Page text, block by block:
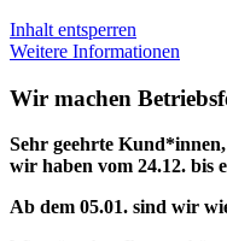
Inhalt entsperren
Weitere Informationen
Wir machen
Sehr geehrte Kund*innen,
wir haben vom 24.12. bis
Ab dem 05.01. sind wir